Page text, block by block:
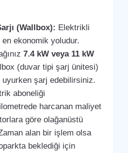
(Wallbox): Elektrikli
en ekonomik yoludur.
7.4 kW veya 11 kW
(duvar tipi şarj ünitesi)
uyurken şarj edebilirsiniz.
aboneliği
harcanan maliyet
göre olağanüstü
alan bir işlem olsa
beklediği için